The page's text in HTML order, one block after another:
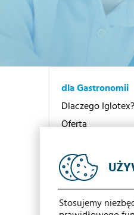
Stosujemy
dla Gastronomii
Dlaczego Iglotex?
Oferta
Kontakt
Sieć dystrybucji